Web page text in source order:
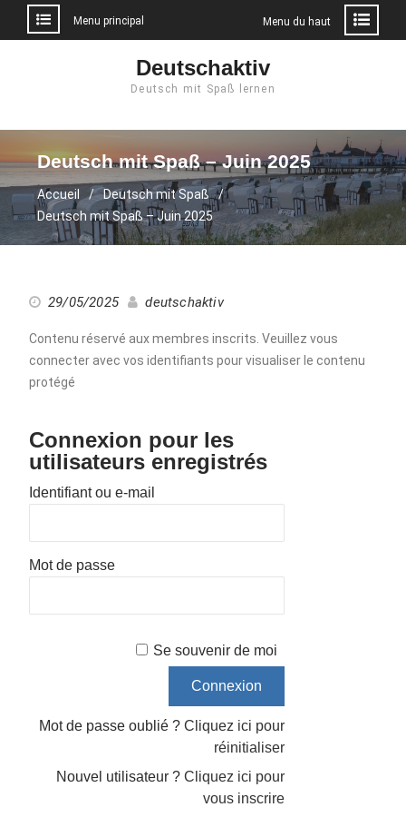
Menu principal Menu du haut
Deutschaktiv
Deutsch mit Spaß lernen
Deutsch mit Spaß – Juin 2025
Accueil
Deutsch mit Spaß
Deutsch mit Spaß – Juin 2025
29/05/2025 deutschaktiv
Contenu réservé aux membres inscrits. Veuillez vous
connecter avec vos identifiants pour visualiser le contenu
protégé
Connexion pour les
utilisateurs enregistrés
Identifiant ou e-mail
Mot de passe
Se souvenir de moi
Mot de passe oublié ?Cliquez ici pour
réinitialiser
Nouvel utilisateur ?Cliquez ici pour
vous inscrire